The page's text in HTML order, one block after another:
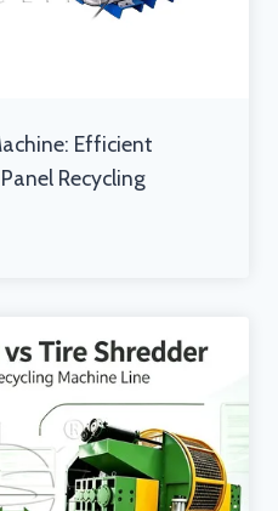
Efficient
Recycling